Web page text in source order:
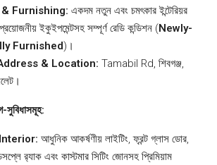
Furnishing: একদম নতুন এবং চমৎকার ইন্টেরিয়র
ইকুইপমেন্টসহ সম্পূর্ণ রেডি কন্ডিশন (Newly-
Furnished)।
& Location: Tamabil Rd, শিবগঞ্জ,
সুবিধাসমূহ:
আধুনিক আকর্ষণীয় লাইটিং, ফ্রন্ট গ্লাস ডোর,
র‍্যাক এবং কাস্টমার সিটিং জোনসহ প্রিমিয়াম